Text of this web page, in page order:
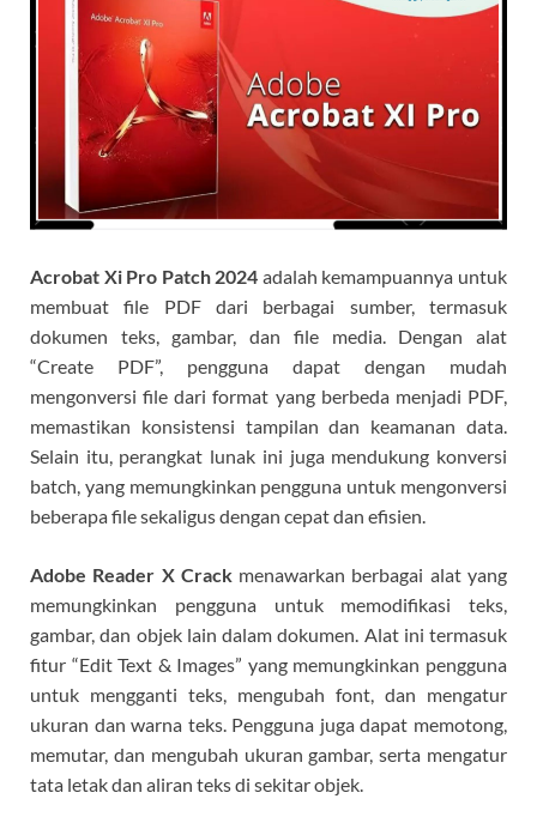
Acrobat Xi Pro Patch 2024 adalah kemampuannya untuk
membuat file PDF dari berbagai sumber, termasuk
dokumen teks, gambar, dan file media. Dengan alat
“Create PDF”, pengguna dapat dengan mudah
mengonversi file dari format yang berbeda menjadi PDF,
memastikan konsistensi tampilan dan keamanan data.
Selain itu, perangkat lunak ini juga mendukung konversi
batch, yang memungkinkan pengguna untuk mengonversi
beberapa file sekaligus dengan cepat dan efisien.
Adobe Reader X Crackmenawarkan berbagai alat yang
memungkinkan pengguna untuk memodifikasi teks,
gambar, dan objek lain dalam dokumen. Alat ini termasuk
fitur “Edit Text & Images” yang memungkinkan pengguna
untuk mengganti teks, mengubah font, dan mengatur
ukuran dan warna teks. Pengguna juga dapat memotong,
memutar, dan mengubah ukuran gambar, serta mengatur
tata letak dan aliran teks di sekitar objek.